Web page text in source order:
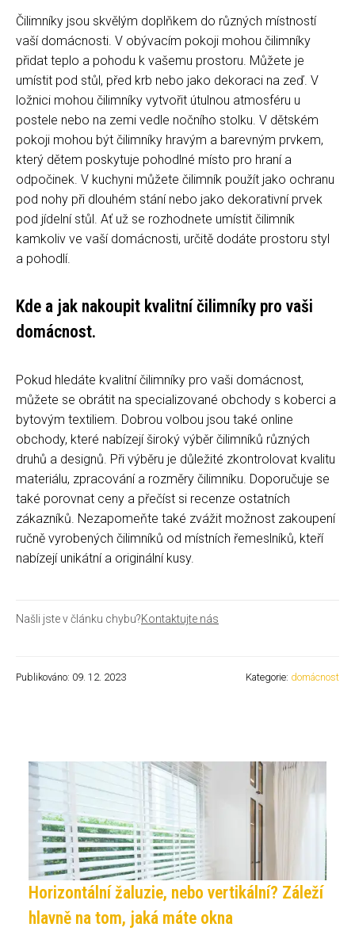
Čilimníky jsou skvělým doplňkem do různých místností
vaší domácnosti. V obývacím pokoji mohou čilimníky
přidat teplo a pohodu k vašemu prostoru. Můžete je
umístit pod stůl, před krb nebo jako dekoraci na zeď. V
ložnici mohou čilimníky vytvořit útulnou atmosféru u
postele nebo na zemi vedle nočního stolku. V dětském
pokoji mohou být čilimníky hravým a barevným prvkem,
který dětem poskytuje pohodlné místo pro hraní a
odpočinek. V kuchyni můžete čilimník použít jako ochranu
pod nohy při dlouhém stání nebo jako dekorativní prvek
pod jídelní stůl. Ať už se rozhodnete umístit čilimník
kamkoliv ve vaší domácnosti, určitě dodáte prostoru styl
a pohodlí.
Kde a jak nakoupit kvalitní čilimníky pro vaši
domácnost.
Pokud hledáte kvalitní čilimníky pro vaši domácnost,
můžete se obrátit na specializované obchody s koberci a
bytovým textiliem. Dobrou volbou jsou také online
obchody, které nabízejí široký výběr čilimníků různých
druhů a designů. Při výběru je důležité zkontrolovat kvalitu
materiálu, zpracování a rozměry čilimníku. Doporučuje se
také porovnat ceny a přečíst si recenze ostatních
zákazníků. Nezapomeňte také zvážit možnost zakoupení
ručně vyrobených čilimníků od místních řemeslníků, kteří
nabízejí unikátní a originální kusy.
Našli jste v článku chybu?Kontaktujte nás
Publikováno: 09. 12. 2023 Kategorie: domácnost
Horizontální žaluzie, nebo vertikální? Záleží
hlavně na tom, jaká máte okna